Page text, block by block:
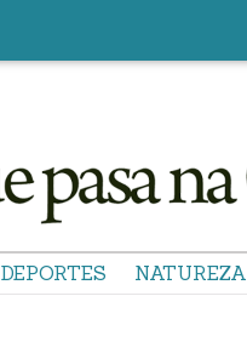
DEPORTES NATUREZA